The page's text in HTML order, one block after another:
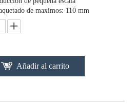
La máquina de soldadura automática de Kinder Joy Huevos para los huevos de alegría de Kinder
de maximos: 110 mm
Añadir al carrito